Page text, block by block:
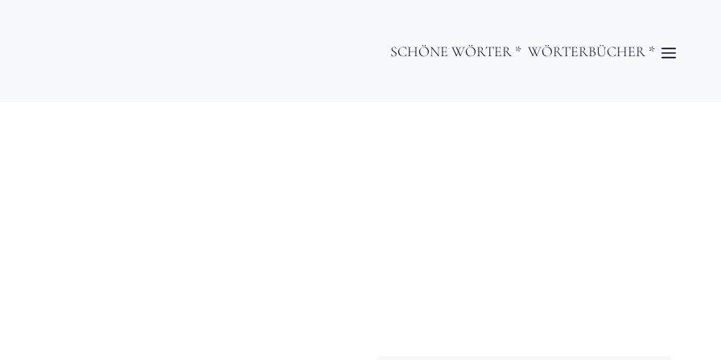
SCHÖNE WÖRTER * WÖRTERBÜCHER *